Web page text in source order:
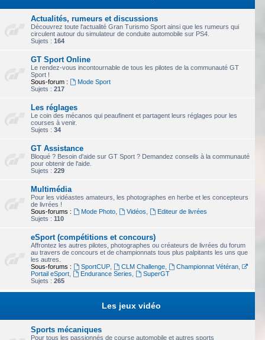
Actualités, rumeurs et discussions
Découvrez toute l'actualité Gran Turismo Sport ainsi que les rumeurs qui
circulent autour du simulateur de conduite automobile sur PS4.
Sujets : 164
GT Sport Online
Le rendez-vous incontournable de tous les pilotes de la communauté GT
Sport !
Sous-forum :
Mode Sport
Sujets : 217
Les réglages
Le coin des mécanos qui peaufinent et partagent leurs réglages pour les
courses à venir.
Sujets : 34
GT Assistance
Bloqué ? Besoin d'aide sur GT Sport ? Demandez conseils à la communauté
pour obtenir de l'aide.
Sujets : 229
Multimédia
Pour les vidéastes amateurs, les photographes en herbe et les concepteurs
de livrées !
Sous-forums :
Mode Photo, Vidéos
Editeur de livrées
Sujets : 110
eSport (compétitions et concours)
Affrontez les autres pilotes, photographes ou créateurs de livrées du forum
au travers de concours et de championnats tous plus palpitants les uns que
les autres.
Sous-forums :
SportCUP, CLM Challenge, Championnat Vétéran,
Portail eSport
Endurance Series
SuperGT
Sujets : 265
Les jeux vidéo
Sports mécaniques
Pour tous les passionnés de course automobile et autres sports